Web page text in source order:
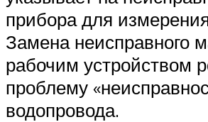
прибора для
Замена неисправного
рабочим устройством
проблему
водопровода.